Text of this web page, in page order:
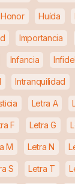
Honor Huída
Importancia
Infancia
Intranquilidad
Letra A
F Letra G
M Letra N
S Letra T